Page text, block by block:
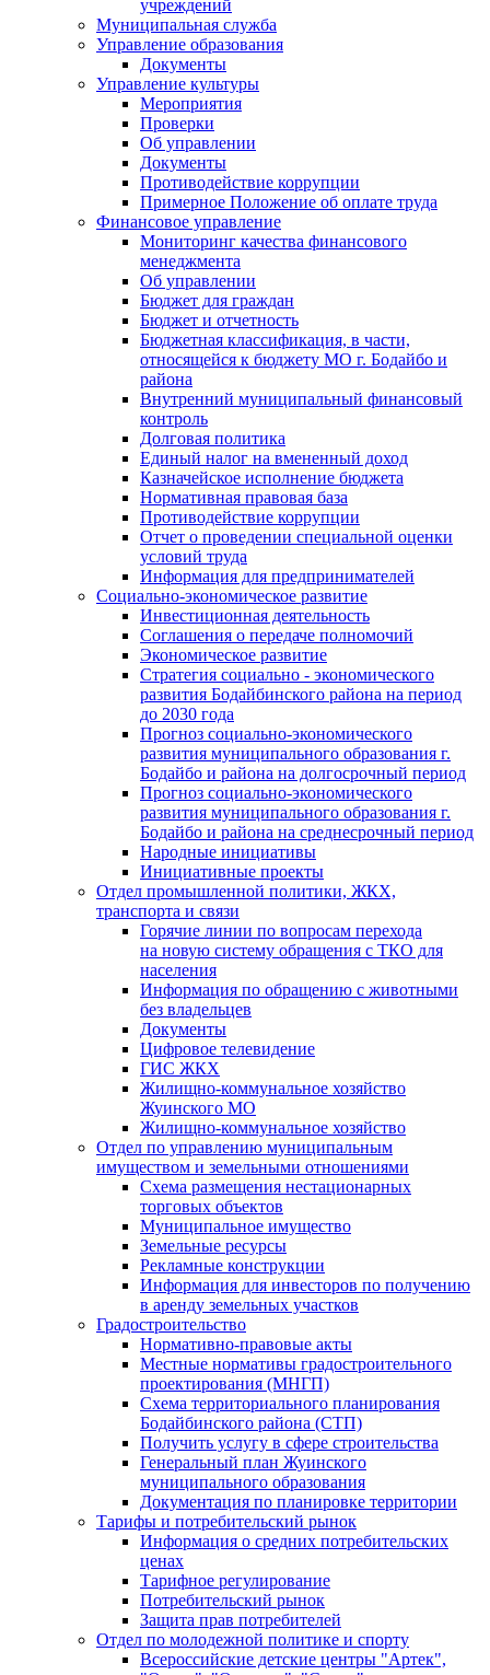
учреждений
Муниципальная служба
Управление образования
Документы
Управление культуры
Мероприятия
Проверки
Об управлении
Документы
Противодействие коррупции
Примерное Положение об оплате труда
Финансовое управление
Мониторинг качества финансового
менеджмента
Об управлении
Бюджет для граждан
Бюджет и отчетность
Бюджетная классификация, в части,
относящейся к бюджету МО г. Бодайбо и
района
Внутренний муниципальный финансовый
контроль
Долговая политика
Единый налог на вмененный доход
Казначейское исполнение бюджета
Нормативная правовая база
Противодействие коррупции
Отчет о проведении специальной оценки
условий труда
Информация для предпринимателей
Социально-экономическое развитие
Инвестиционная деятельность
Соглашения о передаче полномочий
Экономическое развитие
Стратегия социально - экономического
развития Бодайбинского района на период
до 2030 года
Прогноз социально-экономического
развития муниципального образования г.
Бодайбо и района на долгосрочный период
Прогноз социально-экономического
развития муниципального образования г.
Бодайбо и района на среднесрочный период
Народные инициативы
Инициативные проекты
Отдел промышленной политики, ЖКХ,
транспорта и связи
Горячие линии по вопросам перехода
на новую систему обращения с ТКО для
населения
Информация по обращению с животными
без владельцев
Документы
Цифровое телевидение
ГИС ЖКХ
Жилищно-коммунальное хозяйство
Жуинского МО
Жилищно-коммунальное хозяйство
Отдел по управлению муниципальным
имуществом и земельными отношениями
Схема размещения нестационарных
торговых объектов
Муниципальное имущество
Земельные ресурсы
Рекламные конструкции
Информация для инвесторов по получению
в аренду земельных участков
Градостроительство
Нормативно-правовые акты
Местные нормативы градостроительного
проектирования (МНГП)
Схема территориального планирования
Бодайбинского района (СТП)
Получить услугу в сфере строительства
Генеральный план Жуинского
муниципального образования
Документация по планировке территории
Тарифы и потребительский рынок
Информация о средних потребительских
ценах
Тарифное регулирование
Потребительский рынок
Защита прав потребителей
Отдел по молодежной политике и спорту
Всероссийские детские центры "Артек",